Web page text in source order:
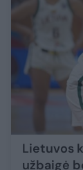
Lietuvos
užbaigė